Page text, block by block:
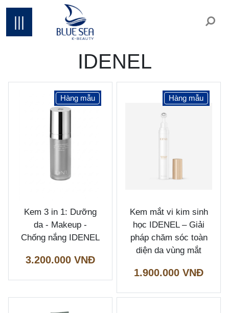
IDENEL
Hàng mẫu
Kem 3 in 1: Dưỡng
da - Makeup -
Chống nắng IDENEL
3.200.000 VNĐ
Hàng mẫu
Kem mắt vi kim sinh
học IDENEL – Giải
pháp chăm sóc toàn
diện da vùng mắt
1.900.000 VNĐ